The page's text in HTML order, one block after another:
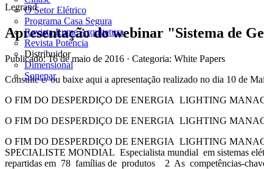
O Setor Elétrico
Programa Casa Segura
Revista Lume Arquitetura
Revista Potência
Distribuidor
Dimensional
Sonepar
Legrand
Apresentação do webinar "Sistema de
Publicado: 16 de maio de 2016 · Categoria: White Papers
Consulte e/ ou baixe aqui a apresentação realizado no dia 10 de
O FIM DO DESPERDIÇO DE ENERGIA LIGHTING
O FIM DO DESPERDIÇO DE ENERGIA LIGHTING
O FIM DO DESPERDIÇO DE ENERGIA LIGHTING
SPECIALISTE MONDIAL Especialista mundial em sistemas
repartidas em 78 famílias de produtos 2 As competências-